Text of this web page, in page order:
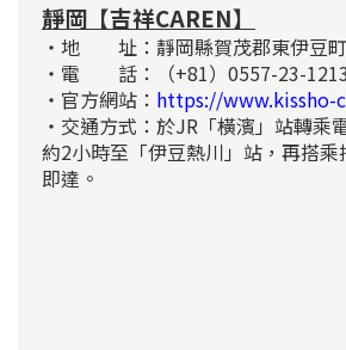
靜岡【吉祥CAREN】
・地 址：靜岡縣賀茂郡東伊豆
・電 話：（+81）0557-23-1213
・官方網站： https://www.kissho-
・交通方式：於JR「橫濱」站轉乘
約2小時至「伊豆熱川」站，再搭
即達。